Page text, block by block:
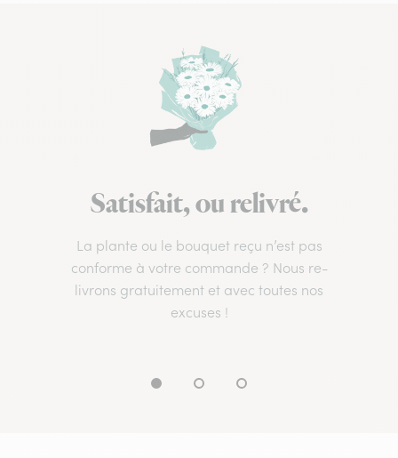
Satisfait, ou relivré.
La plante ou le bouquet reçu n’est pas
conforme à votre commande ? Nous re-
livrons gratuitement et avec toutes nos
excuses !